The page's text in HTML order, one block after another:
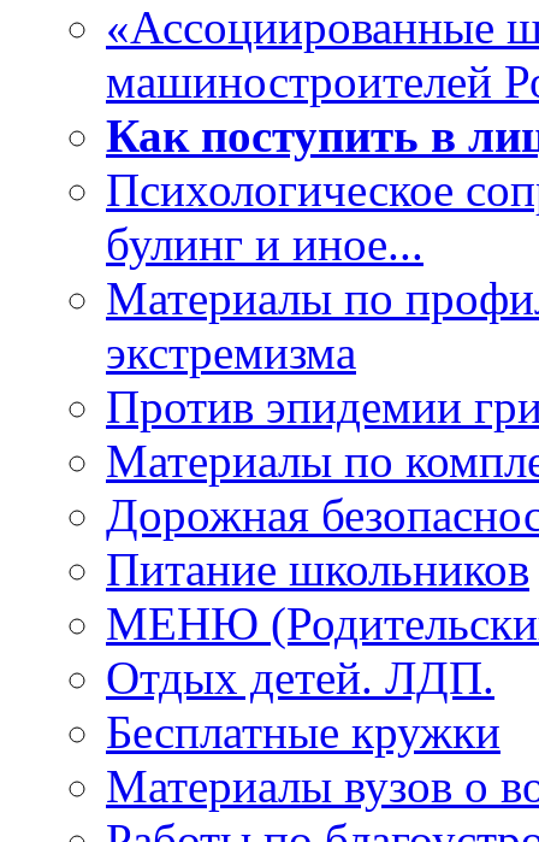
«Ассоциированные
машиностроителей
Как поступить в
Психологическое
булинг и иное...
Материалы по
экстремизма
Против эпидемии
Материалы по
Дорожная
Питание школьников
МЕНЮ
Отдых детей. ЛДП.
Бесплатные кружки
Материалы вузов о